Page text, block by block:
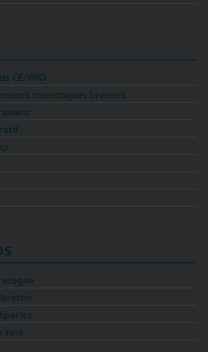
pour vous les meilleurs
qui partagent nos
d’authenticité et de respect
les caramels proposés sur
confectionnés avec des
(dans la mesure du
choisis, et sans
achat de caramel au beurre
choix d’un produit 100%
partenaires.
d’honneur à proposer
pour satisfaire tous les
occasions, que ce soit
ou pour se faire
CE/PRO
touristiques bretons
salé